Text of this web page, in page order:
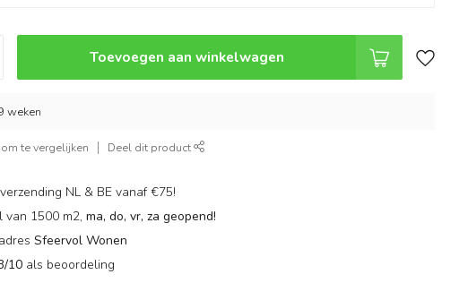
Toevoegen aan winkelwagen
weken
te vergelijken Deel dit product
verzending NL & BE vanaf €75!
van 1500 m2,ma, do, vr, za geopend!
Sfeervol Wonen
10 als beoordeling